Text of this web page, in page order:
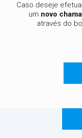
Caso deseje
um novo
através do